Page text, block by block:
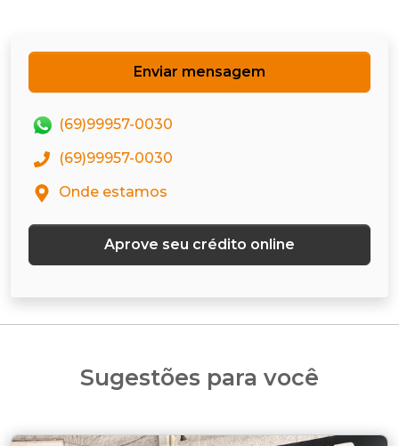
Enviar mensagem
(69)99957-0030
(69)99957-0030
Onde estamos
Aprove seu crédito online
Sugestões para você